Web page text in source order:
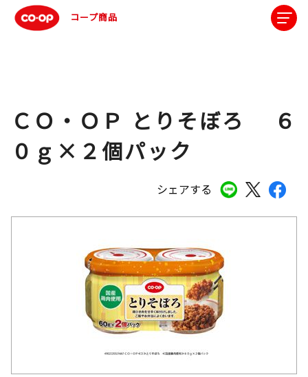
コープ商品
シェアする
ＣＯ・ＯＰ とりそぼろ ６
０ｇ×２個パック